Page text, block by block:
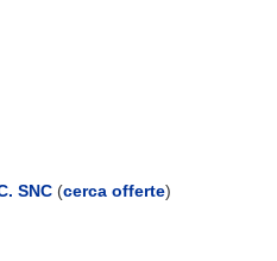
SNC (cerca offerte)